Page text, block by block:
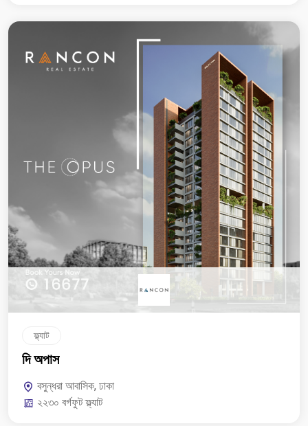
ফ্ল্যাট
দি অপাস
বসুন্ধরা আবাসিক, ঢাকা
২২৩০ বর্গফুট ফ্ল্যাট